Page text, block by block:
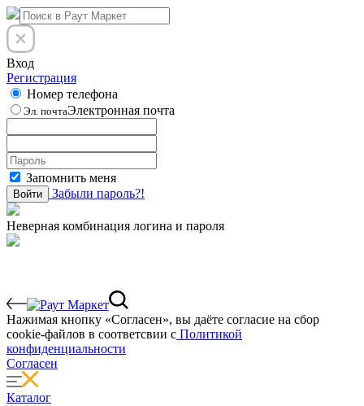
Вход
Регистрация
Номер телефона
Эл. почтаЭлектронная почта
Запомнить меня
Войти Забыли пароль?!
Неверная комбинация логина и пароля
Нажимая кнопку «Согласен», вы даёте cогласие на сбор
cookie-файлов в соответсвии с Политикой
конфиденциальности
Согласен
Каталог